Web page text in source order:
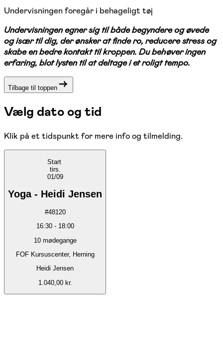
Undervisningen foregår i behageligt tøj
Undervisningen egner sig til både begyndere og øvede
og især til dig, der ønsker at finde ro, reducere stress og
skabe en bedre kontakt til kroppen. Du behøver ingen
erfaring, blot lysten til at deltage i et roligt tempo.
Tilbage til toppen
Vælg dato og tid
Klik på et tidspunkt for mere info og tilmelding.
Start
tirs.
01/09
Yoga - Heidi Jensen
#48120
16:30- 18:00
10 mødegange
FOF Kursuscenter, Herning
Heidi Jensen
1.040,00 kr.